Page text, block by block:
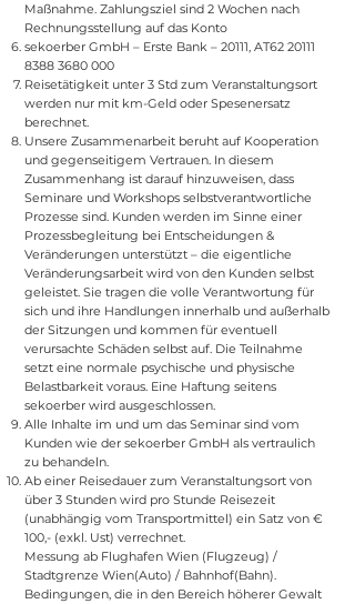
Maßnahme. Zahlungsziel sind 2 Wochen nach
Rechnungsstellung auf das Konto
sekoerber GmbH – Erste Bank – 20111, AT62 20111
8388 3680 000
Reisetätigkeit unter 3 Std zum Veranstaltungsort
werden nur mit km-Geld oder Spesenersatz
berechnet.
Unsere Zusammenarbeit beruht auf Kooperation
und gegenseitigem Vertrauen. In diesem
Zusammenhang ist darauf hinzuweisen, dass
Seminare und Workshops selbstverantwortliche
Prozesse sind. Kunden werden im Sinne einer
Prozessbegleitung bei Entscheidungen &
Veränderungen unterstützt – die eigentliche
Veränderungsarbeit wird von den Kunden selbst
geleistet. Sie tragen die volle Verantwortung für
sich und ihre Handlungen innerhalb und außerhalb
der Sitzungen und kommen für eventuell
verursachte Schäden selbst auf. Die Teilnahme
setzt eine normale psychische und physische
Belastbarkeit voraus. Eine Haftung seitens
sekoerber wird ausgeschlossen.
Alle Inhalte im und um das Seminar sind vom
Kunden wie der sekoerber GmbH als vertraulich
zu behandeln.
Ab einer Reisedauer zum Veranstaltungsort von
über 3 Stunden wird pro Stunde Reisezeit
(unabhängig vom Transportmittel) ein Satz von €
100,- (exkl. Ust) verrechnet.
Messung ab Flughafen Wien (Flugzeug) /
Stadtgrenze Wien(Auto) / Bahnhof(Bahn).
Bedingungen, die in den Bereich höherer Gewalt